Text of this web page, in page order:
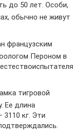
до 50 лет. Особи,
обычно не живут
французским
Пероном в
тигровой
Ее длина
3110 кг. Эти